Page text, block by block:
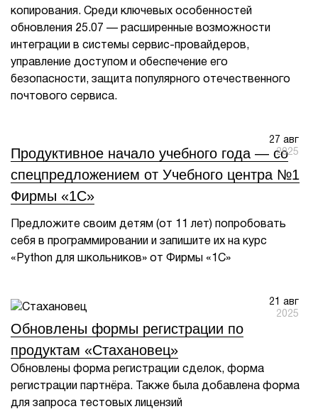
копирования. Среди ключевых особенностей
обновления 25.07 — расширенные возможности
интеграции в системы сервис-провайдеров,
управление доступом и обеспечение его
безопасности, защита популярного отечественного
почтового сервиса.
27 авг
2025
Продуктивное начало учебного года — со
спецпредложением от Учебного центра №1
Фирмы «1С»
Предложите своим детям (от 11 лет) попробовать
себя в программировании и запишите их на курс
«Python для школьников» от Фирмы «1С»
21 авг
2025
Обновлены формы регистрации по
продуктам «Стахановец»
Обновлены форма регистрации сделок, форма
регистрации партнёра. Также была добавлена форма
для запроса тестовых лицензий